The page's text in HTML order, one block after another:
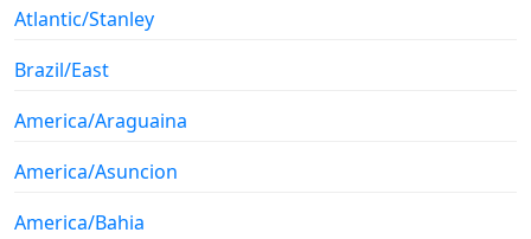
Atlantic/Stanley
Brazil/East
America/Araguaina
America/Asuncion
America/Bahia